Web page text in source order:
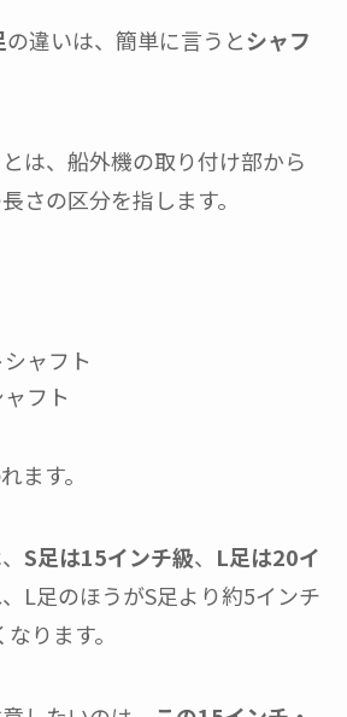
の違いは、簡単に言うとシャフ
は、船外機の取り付け部から
さの区分を指します。
ャフト
フト
ます。
S足は15インチ級、 L足は20イ
L足のほうがS足より約5インチ
ります。